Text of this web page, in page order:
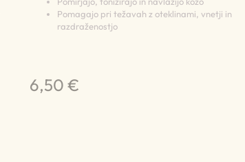
Pomagajo pri težavah z oteklinami, vnetji in
razdraženostjo
6,50 €